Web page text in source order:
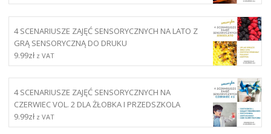
4 SCENARIUSZE ZAJĘĆ SENSORYCZNYCH NA LATO Z
GRĄ SENSORYCZNĄ DO DRUKU
9.99zł z VAT
4 SCENARIUSZE ZAJĘĆ SENSORYCZNYCH NA
CZERWIEC VOL. 2 DLA ŻŁOBKA I PRZEDSZKOLA
9.99zł z VAT